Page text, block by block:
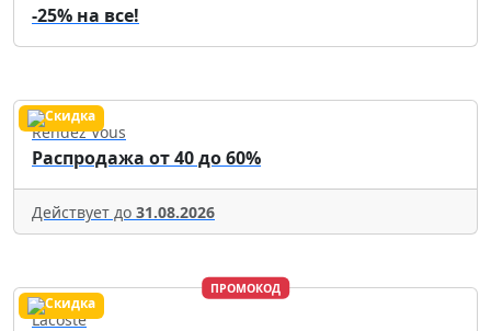
-25% на все!
Rendez Vous
Распродажа от 40 до 60%
Действует до 31.08.2026
ПРОМОКОД
Lacoste